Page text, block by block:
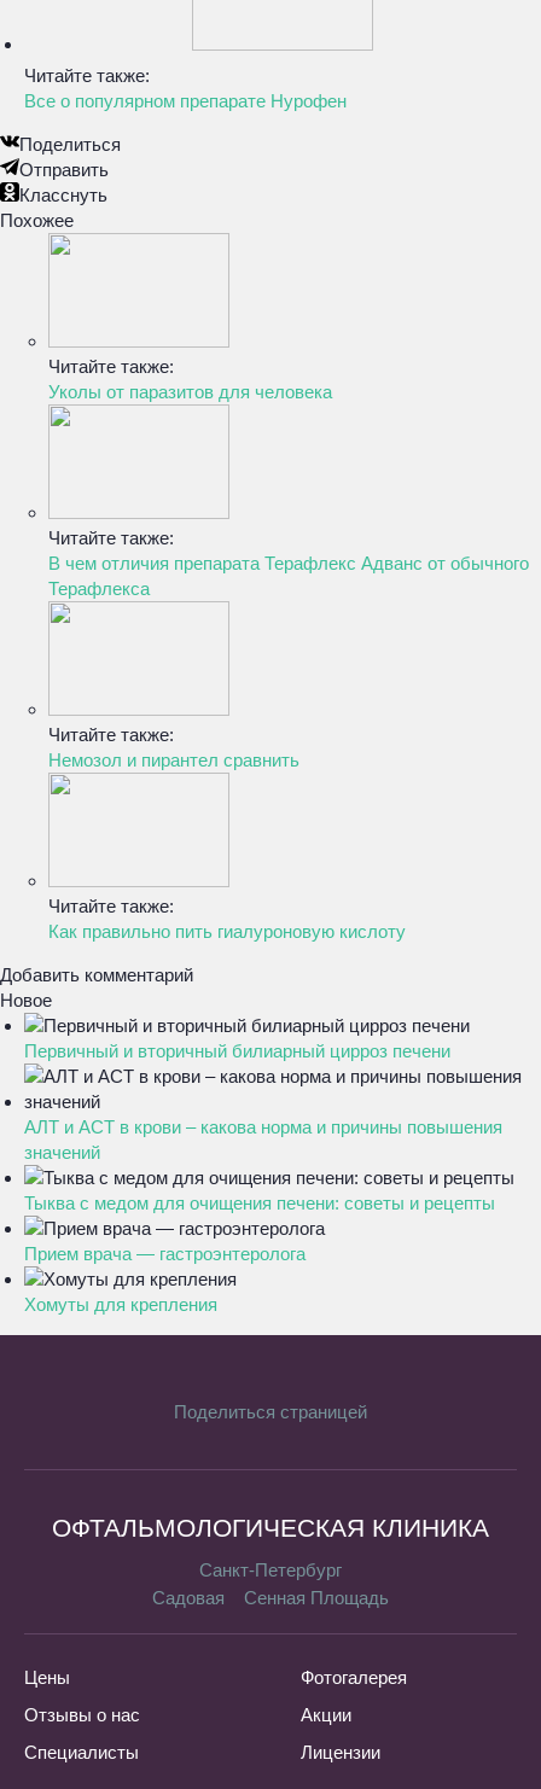
Читайте также:
Все о популярном препарате Нурофен
Поделиться
Отправить
Класснуть
Похожее
Читайте также:
Уколы от паразитов для человека
Читайте также:
В чем отличия препарата Терафлекс Адванс от обычного
Терафлекса
Читайте также:
Немозол и пирантел сравнить
Читайте также:
Как правильно пить гиалуроновую кислоту
Добавить комментарий
Новое
Первичный и вторичный билиарный цирроз печени
АЛТ и АСТ в крови – какова норма и причины повышения
значений
Тыква с медом для очищения печени: советы и рецепты
Прием врача — гастроэнтеролога
Хомуты для крепления
Поделиться страницей
ОФТАЛЬМОЛОГИЧЕСКАЯ КЛИНИКА
Санкт-Петербург
Садовая
Сенная Площадь
Цены
Отзывы о нас
Специалисты
Фотогалерея
Акции
Лицензии